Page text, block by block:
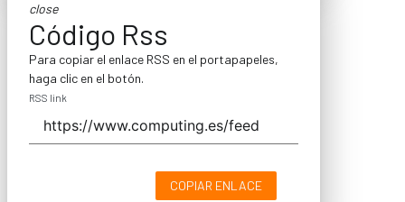
close
Código Rss
Para copiar el enlace RSS en el portapapeles,
haga clic en el botón.
RSS link
COPIAR ENLACE